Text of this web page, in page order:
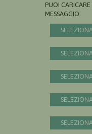
PUOI CARICARE
MESSAGGIO: